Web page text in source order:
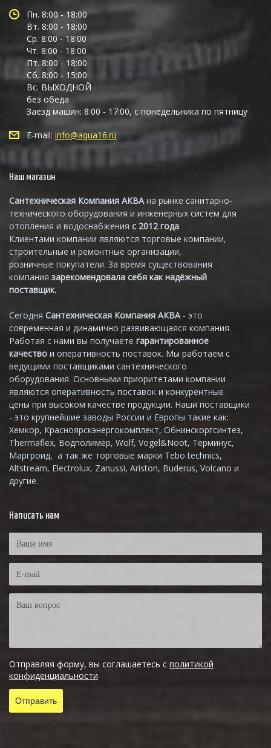
Пн. 8:00 - 18:00
Вт. 8:00 - 18:00
Ср. 8:00 - 18:00
Чт. 8:00 - 18:00
Пт. 8:00 - 18:00
Сб. 8:00 - 15:00
Вс. ВЫХОДНОЙ
без обеда
Заезд машин: 8:00 - 17:00, с понедельника по пятницу
E-mail: info@aqua16.ru
Наш магазин
Сантехническая Компания АКВАна рынке санитарно-
технического оборудования и инженерных систем для
отопления и водоснабжения с 2012 года.
Клиентами компании являются торговые компании,
строительные и ремонтные организации,
розничные покупатели. За время существования
компания зарекомендовала себя как надёжный
поставщик.
Сегодня Сантехническая Компания АКВА - это
современная и динамично развивающаяся компания.
Работая с нами вы получаете гарантированное
качество и оперативность поставок. Мы работаем с
ведущими поставщиками сантехнического
оборудования. Основными приоритетами компании
являются оперативность поставок и конкурентные
цены при высоком качестве продукции. Наши поставщики
- это крупнейшие заводы России и Европы такие как:
Хемкор, Красноярскэнергокомплект, Обнинскоргсинтез,
Thermaflex, Водполимер, Wolf, Vogel&Noot, Терминус,
Маргроид, а так же торговые марки Tebo technics,
Altstream, Electrolux, Zanussi, Ariston, Buderus, Volcano и
другие.
Написать нам
Отправляя форму, вы соглашаетесь с политикой
конфиденциальности